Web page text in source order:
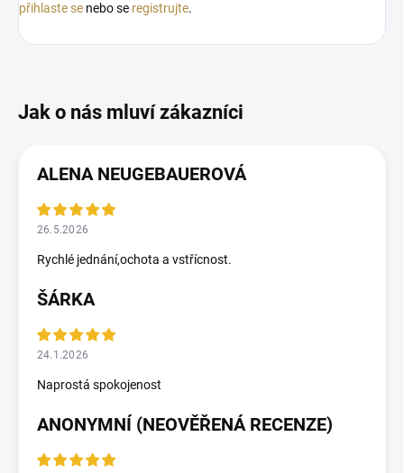
přihlaste se nebo se registrujte.
ALENA NEUGEBAUEROVÁ
26.5.2026
Rychlé jednání,ochota a vstřícnost.
ŠÁRKA
24.1.2026
Naprostá spokojenost
ANONYMNÍ (NEOVĚŘENÁ RECENZE)